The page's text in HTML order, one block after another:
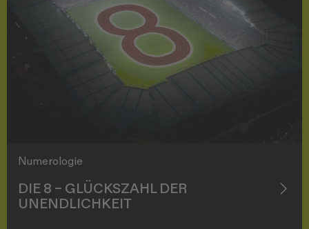
Numerologie
DIE 8 – GLÜCKSZAHL DER
UNENDLICHKEIT